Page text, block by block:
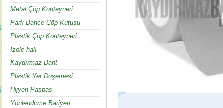
Metal Çöp Konteyneri
Park Bahçe Çöp Kutusu
Plastik Çöp Konteyneri
İzole halı
Kaydırmaz Bant
Plastik Yer Döşemesi
Hijyen Paspas
Yönlendirme Bariyeri